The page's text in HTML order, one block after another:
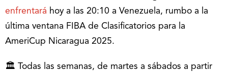
enfrentará hoy a las 20:10 a Venezuela, rumbo a la
última ventana FIBA de Clasificatorios para la
AmeriCup Nicaragua 2025.
🏛️ Todas las semanas, de martes a sábados a partir